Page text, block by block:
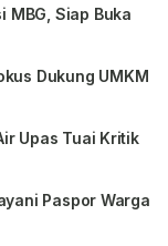
MBG, Siap Buka
Dukung UMKM
Upas Tuai Kritik
Paspor Warga